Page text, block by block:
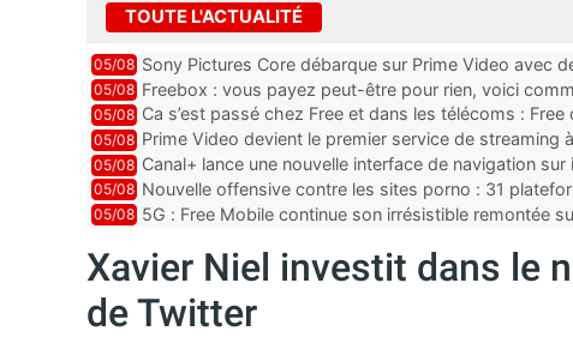
TOUTE L'ACTUALITÉ
05/08 Sony Pictures Core débarque sur Prime Video avec
05/08 Freebox : vous payez peut-être pour rien, voici
abonnements TV oubliés
05/08 Ca s’est passé chez Free et dans les télécoms :
pointe le bout de...
05/08 Prime Video devient le premier service de streaming
ce lancement
05/08 Canal+ lance une nouvelle interface de navigation sur
05/08 Nouvelle offensive contre les sites porno : 31
par Orange, Free, SF...
05/08 5G : Free Mobile continue son irrésistible remontée
Xavier Niel investit dans le
de Twitter